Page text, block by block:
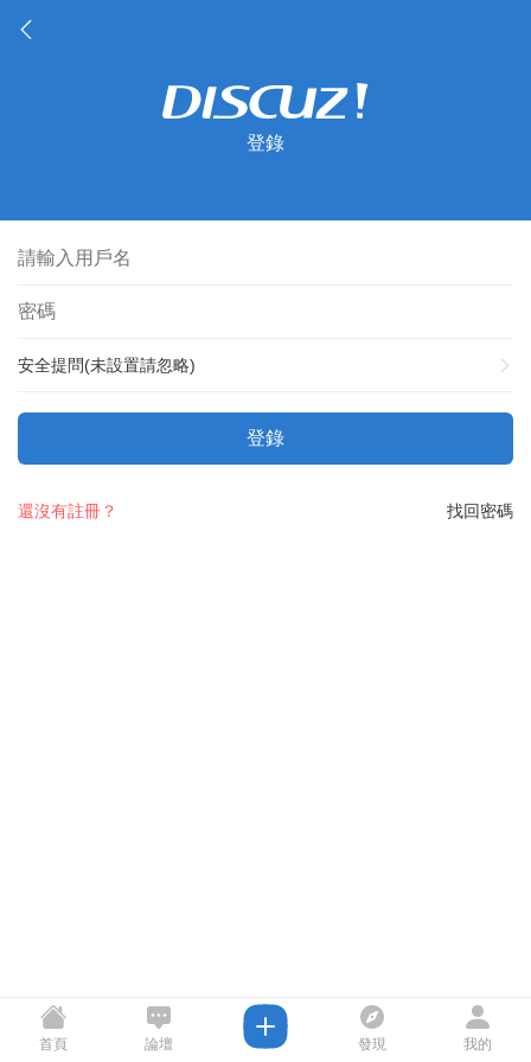
登錄
安全提問(未設置請忽略)
登錄
找回密碼
還沒有註冊？
首頁 論壇 發現 我的